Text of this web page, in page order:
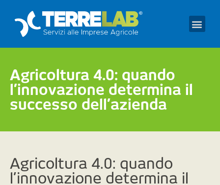
Agricoltura 4.0: quando
l’innovazione determina il
successo dell’azienda
Agricoltura 4.0: quando
l’innovazione determina il